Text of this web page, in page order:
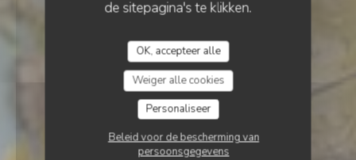
de sitepagina's te klikken.
OK, accepteer alle
Weiger alle cookies
Personaliseer
Beleid voor de bescherming van
persoonsgegevens